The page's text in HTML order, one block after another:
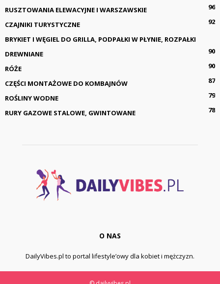
RUSZTOWANIA ELEWACYJNE I WARSZAWSKIE
96
CZAJNIKI TURYSTYCZNE
92
BRYKIET I WĘGIEL DO GRILLA, PODPAŁKI W PŁYNIE, ROZPAŁKI
DREWNIANE
90
RÓŻE
90
CZĘŚCI MONTAŻOWE DO KOMBAJNÓW
87
ROŚLINY WODNE
79
RURY GAZOWE STALOWE, GWINTOWANE
78
O NAS
DailyVibes.pl to portal lifestyle’owy dla kobiet i mężczyzn.